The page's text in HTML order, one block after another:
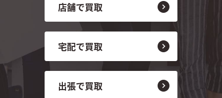
店舗で買取
宅配で買取
出張で買取